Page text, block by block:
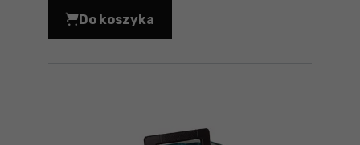
Do koszyka
Wiertarko-wkrętarka udarowa Makita